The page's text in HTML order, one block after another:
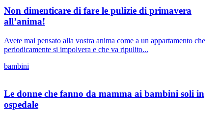
Non dimenticare di fare le pulizie di primavera
all’anima!
Avete mai pensato alla vostra anima come a un appartamento che
periodicamente si impolvera e che va ripulito...
bambini
Le donne che fanno da mamma ai bambini soli in
ospedale